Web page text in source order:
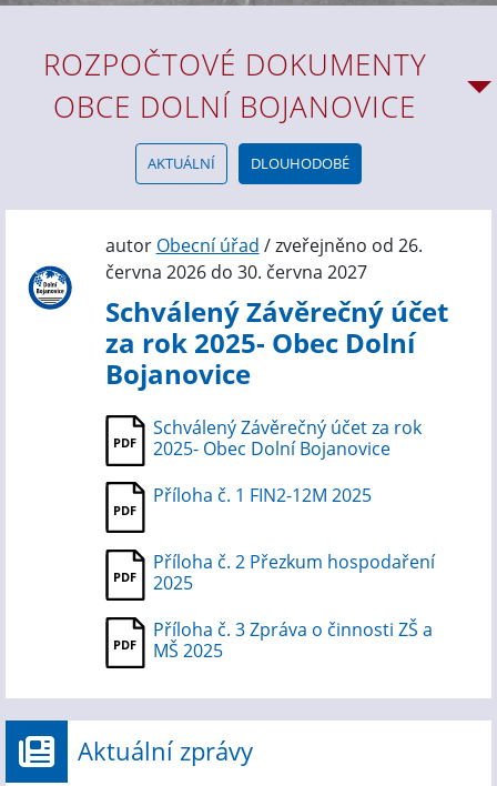
ROZPOČTOVÉ DOKUMENTY
OBCE DOLNÍ BOJANOVICE
AKTUÁLNÍ DLOUHODOBÉ
autor Obecní úřad / zveřejněno od 26.
června 2026 do 30. června 2027
Schválený Závěrečný účet
za rok 2025- Obec Dolní
Bojanovice
Schválený Závěrečný účet za rok
2025- Obec Dolní Bojanovice
Příloha č. 1 FIN2-12M 2025
Příloha č. 2 Přezkum hospodaření
2025
Příloha č. 3 Zpráva o činnosti ZŠ a
MŠ 2025
Aktuální zprávy